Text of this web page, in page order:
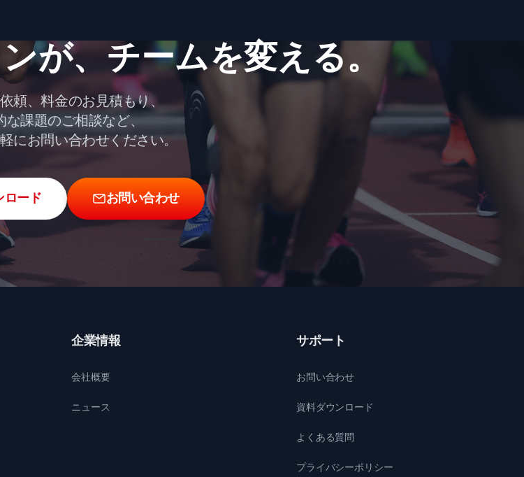
が、​チームを​変える。
頼、料金のお見積もり、
な課題のご相談など、
にお問い合わせください。
ロード お問い合わせ
企業情報
会社概要
ニュース
サポート
お問い合わせ
資料ダウンロード
よくある質問
プライバシーポリシー